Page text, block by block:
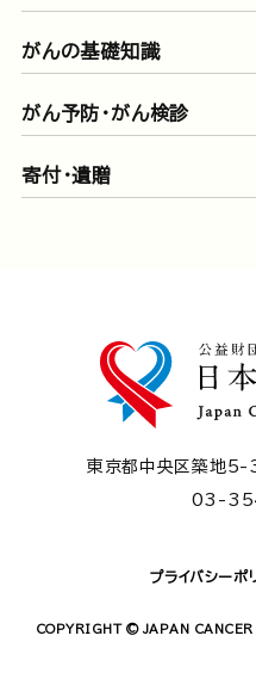
がんの基礎知識
がん予防・がん検診
寄付・遺贈
東京都中央区築地
03-
プライバシーポ
COPYRIGHT © JAPAN